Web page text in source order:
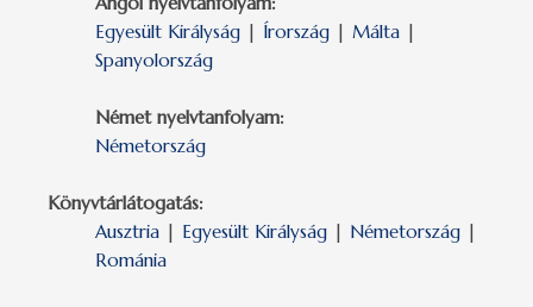
Egyesült Királyság | Írország | Málta |
Spanyolország
Német nyelvtanfolyam:
Németország
Könyvtárlátogatás:
Ausztria | Egyesült Királyság | Németország |
Románia